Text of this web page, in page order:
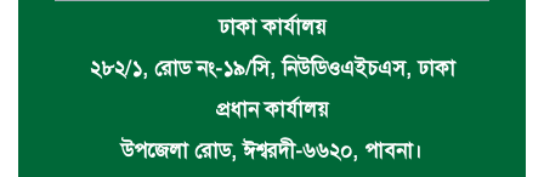
ঢাকা কার্যালয়
২৮২/১, রোড নং-১৯/সি, নিউডিওএইচএস, ঢাকা
প্রধান কার্যালয়
উপজেলা রোড, ঈশ্বরদী-৬৬২০, পাবনা।